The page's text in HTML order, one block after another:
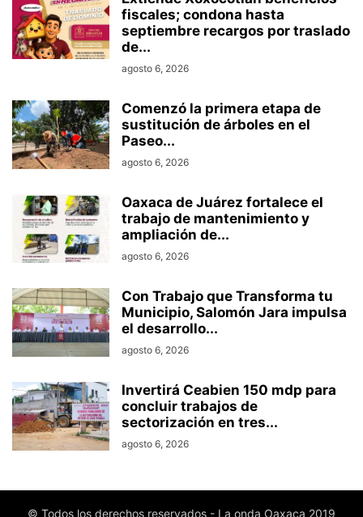
fiscales; condona hasta
septiembre recargos por traslado
de...
agosto 6, 2026
Comenzó la primera etapa de
sustitución de árboles en el
Paseo...
agosto 6, 2026
Oaxaca de Juárez fortalece el
trabajo de mantenimiento y
ampliación de...
agosto 6, 2026
Con Trabajo que Transforma tu
Municipio, Salomón Jara impulsa
el desarrollo...
agosto 6, 2026
Invertirá Ceabien 150 mdp para
concluir trabajos de
sectorización en tres...
agosto 6, 2026
© Todos los derechos reservados - La onda Oaxaca 2019